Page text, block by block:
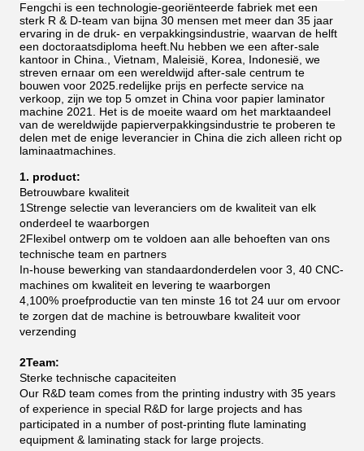
Fengchi is een technologie-georiënteerde fabriek met een
sterk R & D-team van bijna 30 mensen met meer dan 35 jaar
ervaring in de druk- en verpakkingsindustrie, waarvan de helft
een doctoraatsdiploma heeft.Nu hebben we een after-sale
kantoor in China., Vietnam, Maleisië, Korea, Indonesië, we
streven ernaar om een wereldwijd after-sale centrum te
bouwen voor 2025.redelijke prijs en perfecte service na
verkoop, zijn we top 5 omzet in China voor papier laminator
machine 2021. Het is de moeite waard om het marktaandeel
van de wereldwijde papierverpakkingsindustrie te proberen te
delen met de enige leverancier in China die zich alleen richt op
laminaatmachines.
1. product:
Betrouwbare kwaliteit
1Strenge selectie van leveranciers om de kwaliteit van elk
onderdeel te waarborgen
2Flexibel ontwerp om te voldoen aan alle behoeften van ons
technische team en partners
In-house bewerking van standaardonderdelen voor 3, 40 CNC-
machines om kwaliteit en levering te waarborgen
4,100% proefproductie van ten minste 16 tot 24 uur om ervoor
te zorgen dat de machine is betrouwbare kwaliteit voor
verzending
2Team:
Sterke technische capaciteiten
Our R&D team comes from the printing industry with 35 years
of experience in special R&D for large projects and has
participated in a number of post-printing flute laminating
equipment & laminating stack for large projects.